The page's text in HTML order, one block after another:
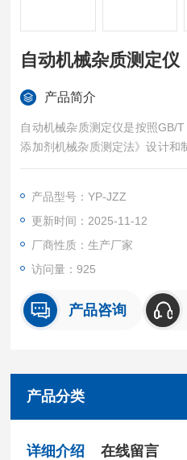
自动机械杂质测定仪
产品简介
自动机械杂质测定仪是按照GB/
添加剂机械杂质测定法》设计和
的各种烃、重质油、润滑油及添
泵，金属浴恒温漏斗，仪器主机
空泵和水浴锅，节能环保。
产品型号：YP-JZZ
更新时间：2025-11-12
厂商性质：生产厂家
访问量：925
产品咨询
产品分类
详细介绍 在线留言